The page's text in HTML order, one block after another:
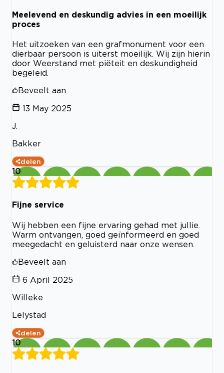
Meelevend en deskundig advies in een moeilijk
proces
Het uitzoeken van een grafmonument voor een
dierbaar persoon is uiterst moeilijk. Wij zijn hierin
door Weerstand met piëteit en deskundigheid
begeleid.
Beveelt aan
13 May 2025
J.
Bakker
delen
10
Fijne service
Wij hebben een fijne ervaring gehad met jullie.
Warm ontvangen, goed geïnformeerd en goed
meegedacht en geluisterd naar onze wensen.
Beveelt aan
6 April 2025
Willeke
Lelystad
delen
10